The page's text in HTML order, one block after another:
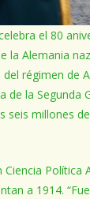
el 80
la Alemania
régimen de
de la
seis millones
a 1914.